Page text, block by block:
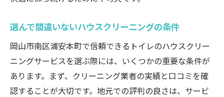
汚れの種類に応じた適切な対応方法
トイレ清掃における効率的なプランニング
クリーニング後の衛生状態を維持する秘訣
プロが使う特別な清掃ツールとその使い方
トイレの気になる臭いを解消するテクニッ
ク
選んで間違いないハウスクリーニングの条件
岡山市南区浦安本町で信頼できるトイレのハウスクリー
ニングサービスを選ぶ際には、いくつかの重要な条件が
あります。まず、クリーニング業者の実績と口コミを確
認することが大切です。地元での評判の良さは、サービ